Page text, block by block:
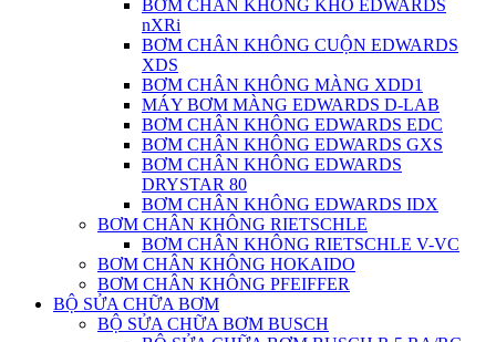
BƠM CHÂN KHÔNG KHÔ EDWARDS
nXRi
BƠM CHÂN KHÔNG CUỘN EDWARDS
XDS
BƠM CHÂN KHÔNG MÀNG XDD1
MÁY BƠM MÀNG EDWARDS D-LAB
BƠM CHÂN KHÔNG EDWARDS EDC
BƠM CHÂN KHÔNG EDWARDS GXS
BƠM CHÂN KHÔNG EDWARDS
DRYSTAR 80
BƠM CHÂN KHÔNG EDWARDS IDX
BƠM CHÂN KHÔNG RIETSCHLE
BƠM CHÂN KHÔNG RIETSCHLE V-VC
BƠM CHÂN KHÔNG HOKAIDO
BƠM CHÂN KHÔNG PFEIFFER
BỘ SỬA CHỮA BƠM
BỘ SỬA CHỮA BƠM BUSCH